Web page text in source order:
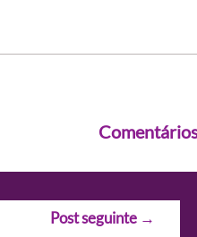
Post seguinte →